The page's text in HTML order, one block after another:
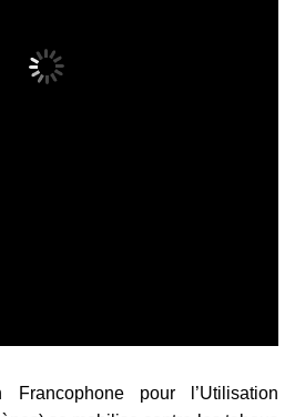
Francophone pour l’Utilisation